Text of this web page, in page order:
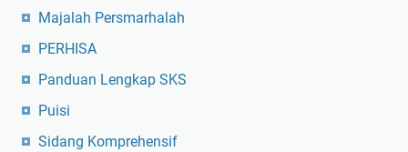
Majalah Persmarhalah
PERHISA
Panduan Lengkap SKS
Puisi
Sidang Komprehensif